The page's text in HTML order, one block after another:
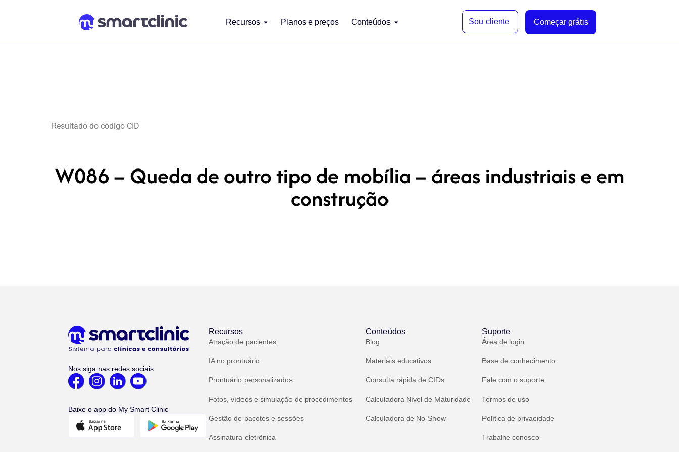
Recursos Planos e preços Conteúdos Sou cliente Começar grátis
Resultado do código CID
W086 – Queda de outro tipo de mobília – áreas industriais e em
construção
Nos siga nas redes sociais
Baixe o app do My Smart Clinic
Recursos
Atração de pacientes
IA no prontuário
Prontuário personalizados
Fotos, vídeos e simulação de procedimentos
Gestão de pacotes e sessões
Assinatura eletrônica
Conteúdos
Blog
Materiais educativos
Consulta rápida de CIDs
Calculadora Nível de Maturidade
Calculadora de No-Show
Suporte
Área de login
Base de conhecimento
Fale com o suporte
Termos de uso
Política de privacidade
Trabalhe conosco